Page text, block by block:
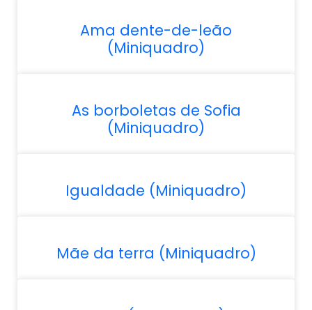
Ama dente-de-leão
(Miniquadro)
As borboletas de Sofia
(Miniquadro)
Igualdade (Miniquadro)
Mãe da terra (Miniquadro)